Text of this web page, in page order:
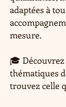
adaptées à
mesure.
🎓
thématiques
trouvez celle